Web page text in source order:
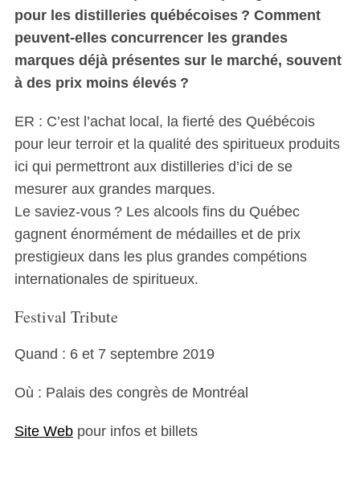
pour les distilleries québécoises ? Comment
peuvent-elles concurrencer les grandes
marques déjà présentes sur le marché, souvent
à des prix moins élevés ?
ER : C’est l’achat local, la fierté des Québécois
pour leur terroir et la qualité des spiritueux produits
ici qui permettront aux distilleries d’ici de se
mesurer aux grandes marques.
Le saviez-vous ? Les alcools fins du Québec
gagnent énormément de médailles et de prix
prestigieux dans les plus grandes compétions
internationales de spiritueux.
Festival Tribute
Quand : 6 et 7 septembre 2019
Où : Palais des congrès de Montréal
Site Webpour infos et billets